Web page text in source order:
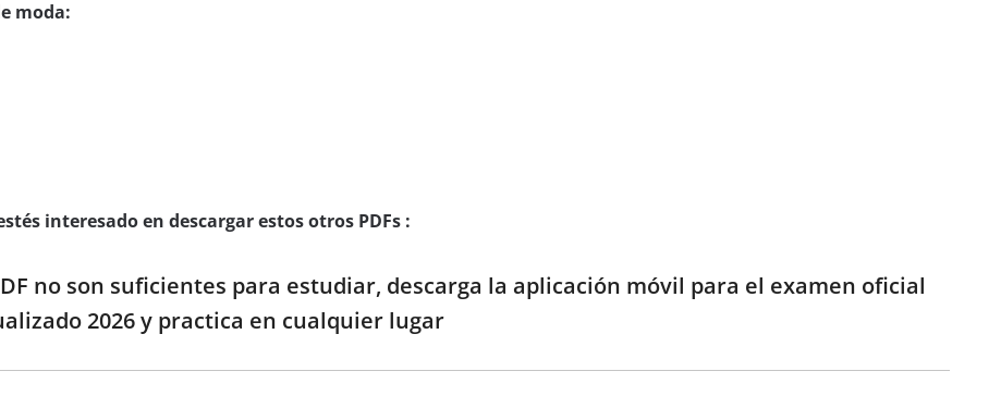
moda:
interesado en descargar estos otros PDFs :
no son suficientes para estudiar, descarga la aplicación móvil para el examen oficial
2026 y practica en cualquier lugar